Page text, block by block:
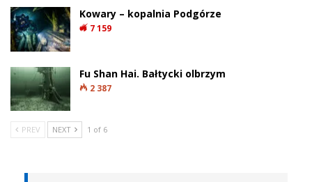
Kowary – kopalnia Podgórze
7 159
Fu Shan Hai. Bałtycki olbrzym
2 387
PREV NEXT 1 of 6